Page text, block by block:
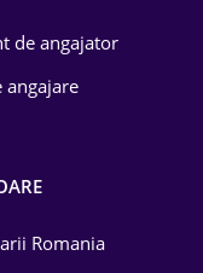
de angajator
Romania